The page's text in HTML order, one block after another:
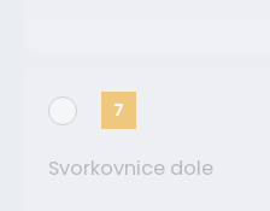
7
Svorkovnice dole